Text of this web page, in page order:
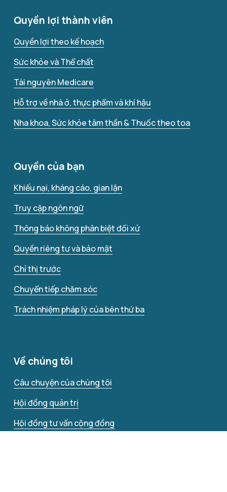
Quyền lợi thành viên
Quyền lợi theo kế hoạch
Sức khỏe và Thể chất
Tài nguyên Medicare
Hỗ trợ về nhà ở, thực phẩm và khí hậu
Nha khoa, Sức khỏe tâm thần & Thuốc theo toa
Quyền của bạn
Khiếu nại, kháng cáo, gian lận
Truy cập ngôn ngữ
Thông báo không phân biệt đối xử
Quyền riêng tư và bảo mật
Chỉ thị trước
Chuyển tiếp chăm sóc
Trách nhiệm pháp lý của bên thứ ba
Về chúng tôi
Câu chuyện của chúng tôi
Hội đồng quản trị
Hội đồng tư vấn cộng đồng